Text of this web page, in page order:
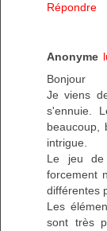
Répondre
Anonyme
Bonjour
Je viens
s'ennuie.
beaucoup,
intrigue.
Le jeu de
forcement
différentes
Les
sont très